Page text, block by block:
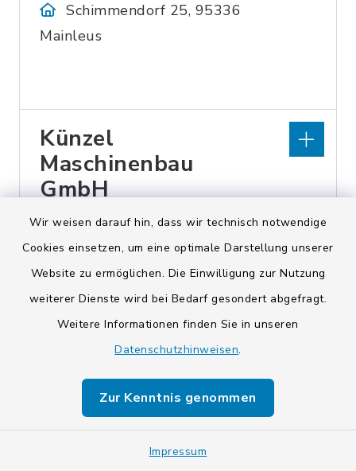
Wir weisen darauf hin, dass wir technisch notwendige
Cookies einsetzen, um eine optimale Darstellung unserer
Website zu ermöglichen. Die Einwilligung zur Nutzung
weiterer Dienste wird bei Bedarf gesondert abgefragt.
Weitere Informationen finden Sie in unseren
Datenschutzhinweisen.
Zur Kenntnis genommen
Impressum
Schimmendorf 25, 95336
Mainleus
Künzel
Maschinenbau
GmbH
Kyra VersMakler UG
Mainleus